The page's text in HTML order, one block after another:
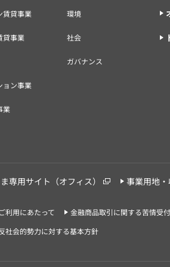
賃貸事業
貸事業
ョン事業
業
環境
社会
ガバナンス
専用サイト（オフィス） 事業用地
利用にあたって
金融商品取引に関する苦情受
社会的勢力に対する基本方針